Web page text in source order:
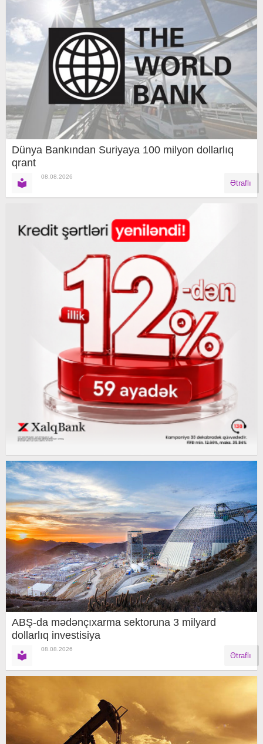
Dünya Bankından Suriyaya 100 milyon dollarlıq
qrant
08.08.2026
Ətraflı
ABŞ-da mədənçıxarma sektoruna 3 milyard
dollarlıq investisiya
08.08.2026
Ətraflı